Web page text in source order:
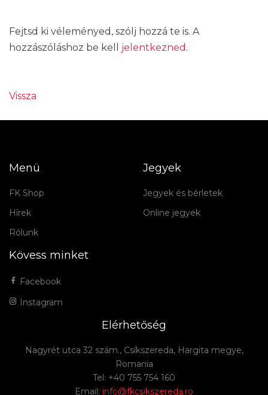
Fejtsd ki véleményed, szólj hozzá te is. A
hozzászóláshoz be kell jelentkezned .
Vissza
Menü
FK Shop
Hírek
Rólunk
Jegyek
Jegyek és bérletek
Online jegyek
Kövess minket
Facebook
Instagram
Elérhetőség
Nagyrét utca 32 szám., Csíkszereda, Hargita megye,
Romania
Tel: +40 755 754 160
Email: info@fkcsikszereda.ro